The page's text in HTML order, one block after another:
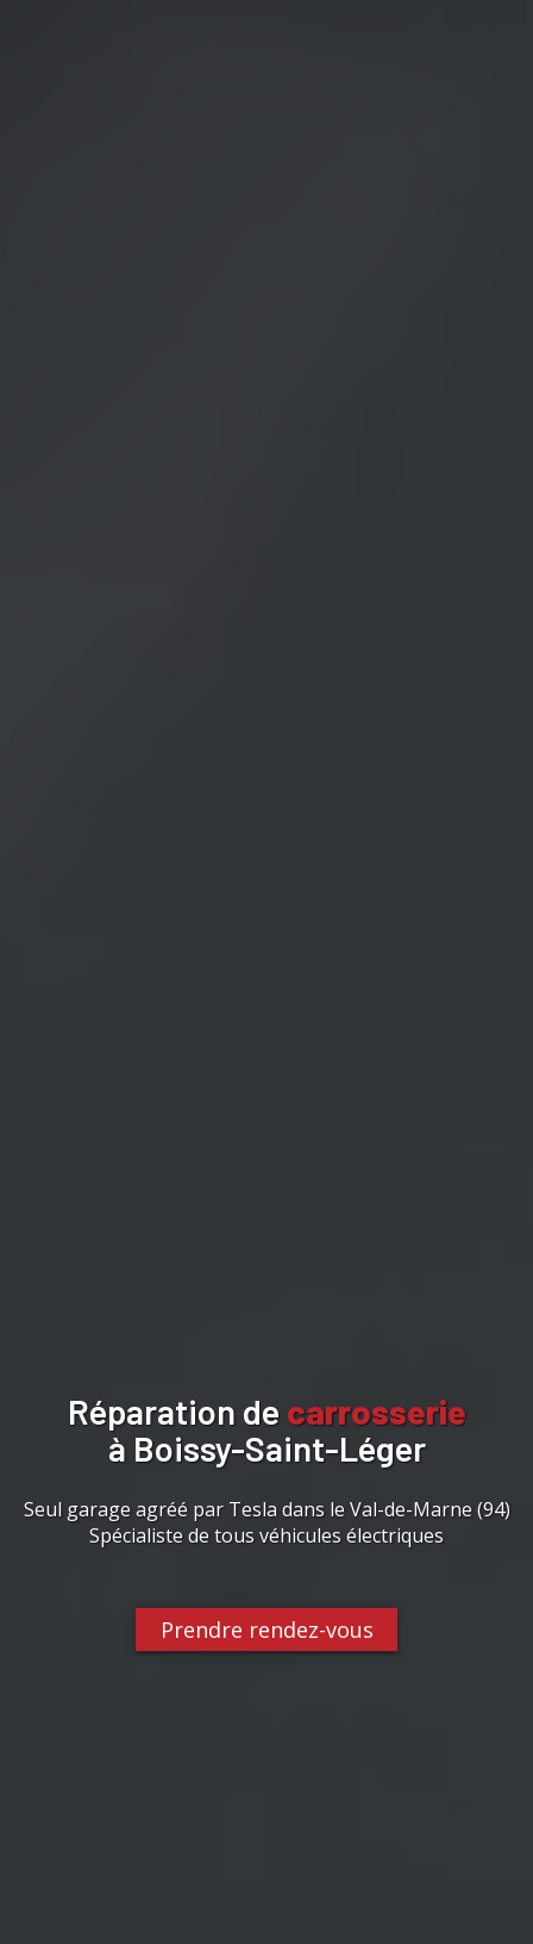
Réparation de carrosserie
à Boissy-Saint-Léger
Seul garage agréé par Tesla dans le Val-de-Marne (94)
Spécialiste de tous véhicules électriques
Prendre rendez-vous